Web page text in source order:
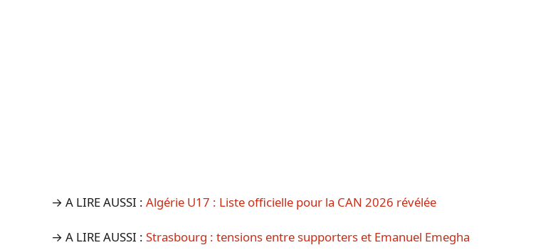
→ A LIRE AUSSI : Algérie U17 : Liste officielle pour la CAN 2026 révélée
→ A LIRE AUSSI : Strasbourg : tensions entre supporters et Emanuel Emegha